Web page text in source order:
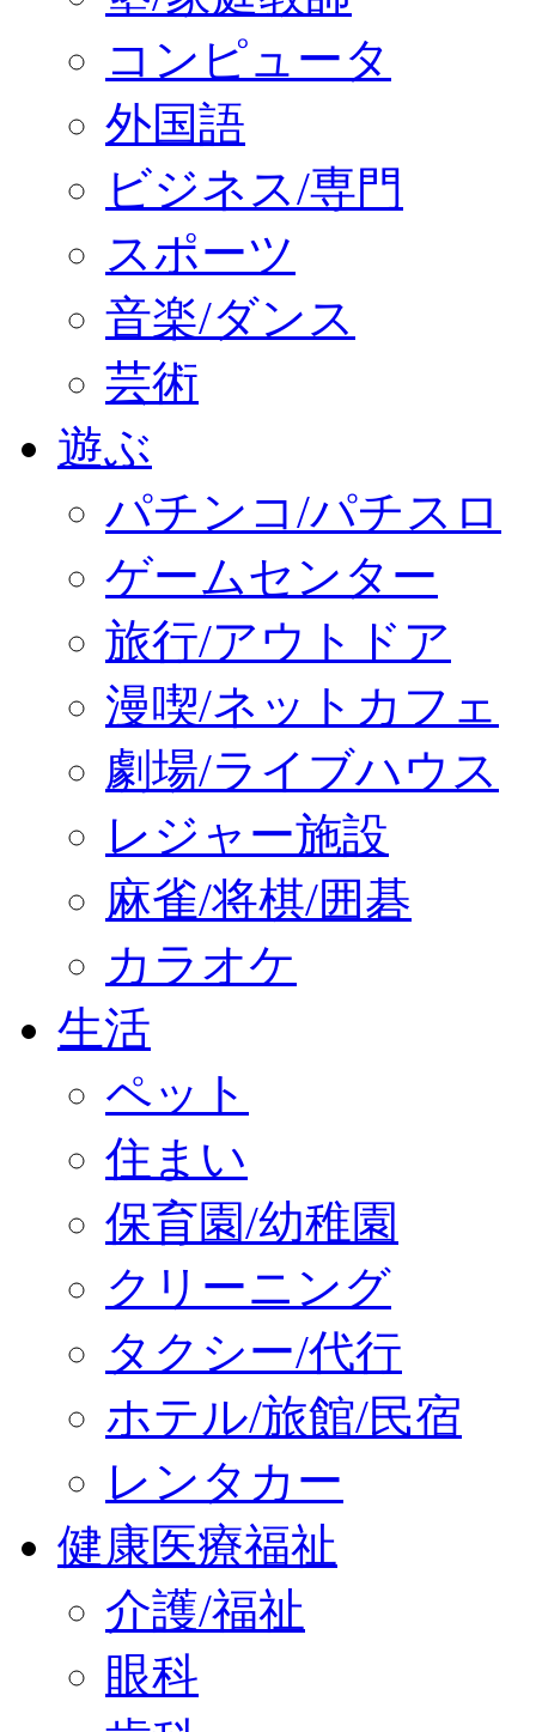
コンピュータ
外国語
ビジネス/専門
スポーツ
音楽/ダンス
芸術
遊ぶ
パチンコ/パチスロ
ゲームセンター
旅行/アウトドア
漫喫/ネットカフェ
劇場/ライブハウス
レジャー施設
麻雀/将棋/囲碁
カラオケ
生活
ペット
住まい
保育園/幼稚園
クリーニング
タクシー/代行
ホテル/旅館/民宿
レンタカー
健康医療福祉
介護/福祉
眼科